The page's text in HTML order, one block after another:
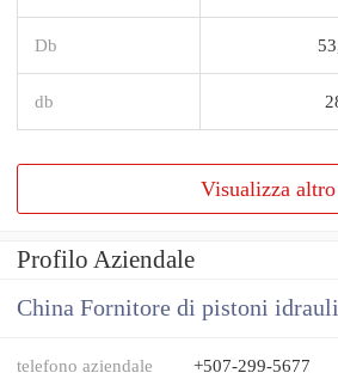
Db
db
Visualizza altro
Profilo Aziendale
China Fornitore di pistoni
telefono aziendale +507-299-5677